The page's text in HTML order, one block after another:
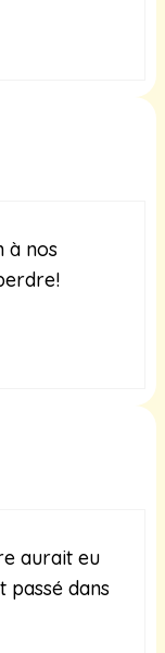
à nos
aurait eu
passé dans